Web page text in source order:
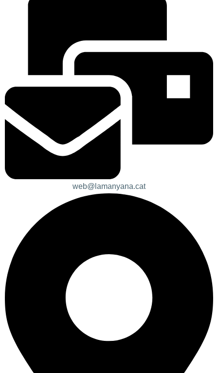
web@lamanyana.cat